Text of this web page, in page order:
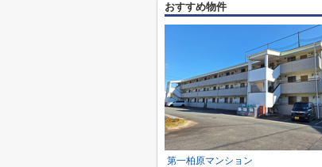
おすすめ物件
第一柏原マンション